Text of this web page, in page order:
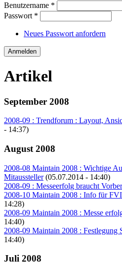
Benutzername *
Passwort *
Neues Passwort anfordern
Artikel
September 2008
2008-09 : Trendforum : Layout,
- 14:37)
August 2008
2008-08 Maintain 2008 : Wichtige
Mitaussteller (05.07.2014 - 14:40)
2008-09 : Messeerfolg braucht
2008-10 Maintain 2008 : Info für
14:28)
2008-09 Maintain 2008 : Messe
14:40)
2008-09 Maintain 2008 : Festlegung
14:40)
Juli 2008